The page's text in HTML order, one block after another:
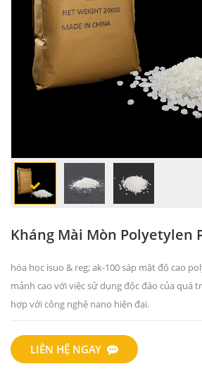
Kháng Mài Mòn Polyetylen
hóa học isuo & reg; ak-100sáp mật độ cao
mảnh cao với việc sử dụng độc đáo của quá
hợp với công nghệ nano hiện đại.
LIÊN HỆ NGAY